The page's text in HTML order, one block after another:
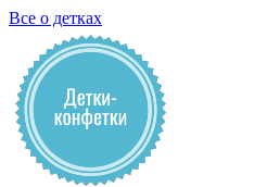
Все о детках